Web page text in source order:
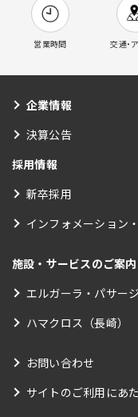
営業時間 交通・
企業情報
決算公告
採用情報
新卒採用
インフォメーション
施設・サービスのご案内
エルガーラ・パサー
ハマクロス（長崎）
お問い合わせ
サイトのご利用にあ